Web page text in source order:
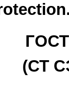
ГОСТ
(СТ